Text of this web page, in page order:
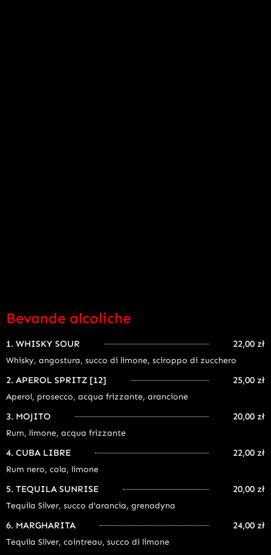
Bevande alcoliche
1. WHISKY SOUR 22,00 zł
Whisky, angostura, succo di limone, sciroppo di zucchero
2. APEROL SPRITZ [12] 25,00 zł
Aperol, prosecco, acqua frizzante, arancione
3. MOJITO 20,00 zł
Rum, limone, acqua frizzante
4. CUBA LIBRE 22,00 zł
Rum nero, cola, limone
5. TEQUILA SUNRISE 20,00 zł
Tequila Silver, succo d'arancia, grenadyna
6. MARGHARITA 24,00 zł
Tequila Silver, cointreau, succo di limone